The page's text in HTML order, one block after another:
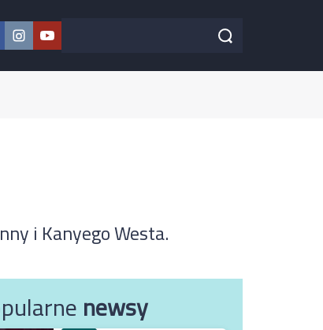
Instagram
YouTube
Szukaj w serwisie Szukaj
i Kanyego Westa.
newsy